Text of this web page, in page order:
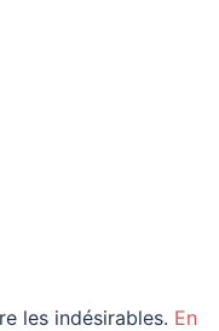
les indésirables. En